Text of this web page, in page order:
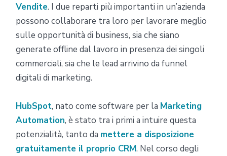
Vendite. I due reparti più importanti in un’azienda
possono collaborare tra loro per lavorare meglio
sulle opportunità di business, sia che siano
generate offline dal lavoro in presenza dei singoli
commerciali, sia che le lead arrivino da funnel
digitali di marketing.
HubSpot, nato come software per la Marketing
Automation, è stato tra i primi a intuire questa
potenzialità, tanto da mettere a disposizione
gratuitamente il proprio CRM. Nel corso degli